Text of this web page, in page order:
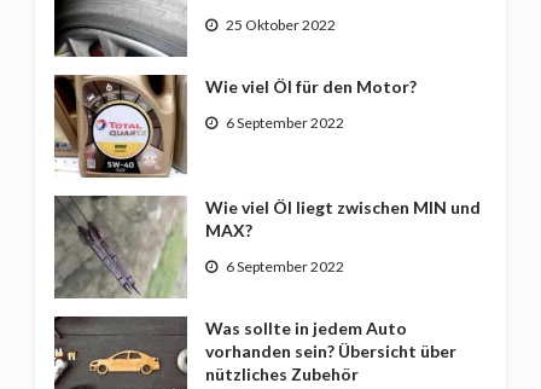
25 Oktober 2022
Wie viel Öl für den Motor?
6 September 2022
Wie viel Öl liegt zwischen MIN und
MAX?
6 September 2022
Was sollte in jedem Auto
vorhanden sein? Übersicht über
nützliches Zubehör